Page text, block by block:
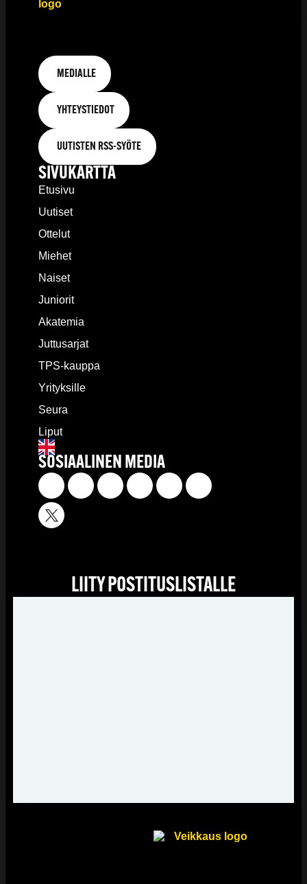
MEDIALLE
YHTEYSTIEDOT
UUTISTEN RSS-SYÖTE
SIVUKARTTA
Etusivu
Uutiset
Ottelut
Miehet
Naiset
Juniorit
Akatemia
Juttusarjat
TPS-kauppa
Yrityksille
Seura
Liput
SOSIAALINEN MEDIA
LIITY POSTITUSLISTALLE